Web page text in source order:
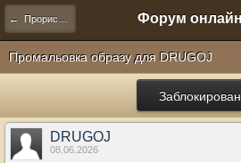
← Прорисовка артефактов
Промальовка образу для DRUGOJ
Заблокирован
DRUGOJ
08.06.2026